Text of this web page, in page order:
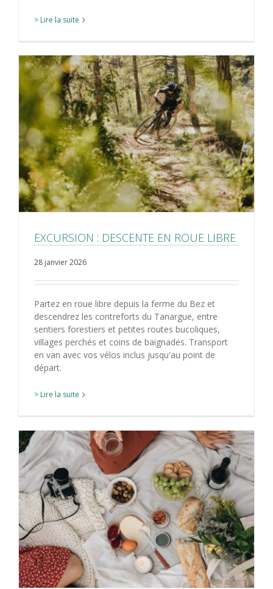
> Lire la suite
EXCURSION : DESCENTE EN ROUE LIBRE
28 janvier 2026
Partez en roue libre depuis la ferme du Bez et
descendrez les contreforts du Tanargue, entre
sentiers forestiers et petites routes bucoliques,
villages perchés et coins de baignades. Transport
en van avec vos vélos inclus jusqu'au point de
départ.
> Lire la suite